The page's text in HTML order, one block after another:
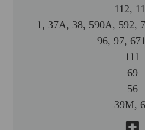
112,
1, 37A, 38, 590A, 592,
96, 97,
111
69
56
39M,